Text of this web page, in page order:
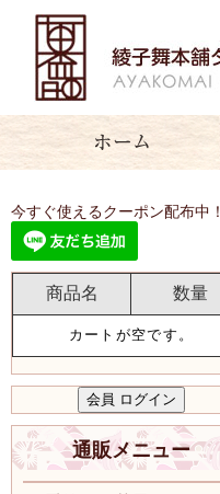
今すぐ使えるクーポン配布中！
商品名 数量
カートが空です。
通販メニュー